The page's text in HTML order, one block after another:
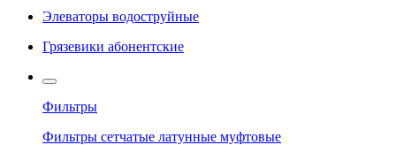
Элеваторы водоструйные
Грязевики абонентские
Фильтры
Фильтры сетчатые латунные муфтовые